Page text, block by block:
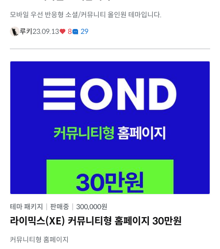
모바일 우선 반응형 소셜/커뮤니티 올인원 테마입니다.
루키23.09.13 8 29
테마 패키지 판매중 300,000원
라이믹스(XE) 커뮤니티형 홈페이지 30만원
커뮤니티형 홈페이지